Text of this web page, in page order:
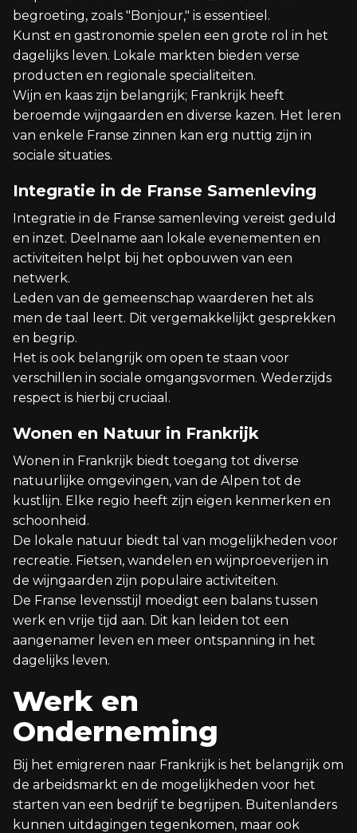
begroeting, zoals "Bonjour," is essentieel.
Kunst en gastronomie spelen een grote rol in het
dagelijks leven. Lokale markten bieden verse
producten en regionale specialiteiten.
Wijn en kaas zijn belangrijk; Frankrijk heeft
beroemde wijngaarden en diverse kazen. Het leren
van enkele Franse zinnen kan erg nuttig zijn in
sociale situaties.
Integratie in de Franse Samenleving
Integratie in de Franse samenleving vereist geduld
en inzet. Deelname aan lokale evenementen en
activiteiten helpt bij het opbouwen van een
netwerk.
Leden van de gemeenschap waarderen het als
men de taal leert. Dit vergemakkelijkt gesprekken
en begrip.
Het is ook belangrijk om open te staan voor
verschillen in sociale omgangsvormen. Wederzijds
respect is hierbij cruciaal.
Wonen en Natuur in Frankrijk
Wonen in Frankrijk biedt toegang tot diverse
natuurlijke omgevingen, van de Alpen tot de
kustlijn. Elke regio heeft zijn eigen kenmerken en
schoonheid.
De lokale natuur biedt tal van mogelijkheden voor
recreatie. Fietsen, wandelen en wijnproeverijen in
de wijngaarden zijn populaire activiteiten.
De Franse levensstijl moedigt een balans tussen
werk en vrije tijd aan. Dit kan leiden tot een
aangenamer leven en meer ontspanning in het
dagelijks leven.
Werk en
Onderneming
Bij het emigreren naar Frankrijk is het belangrijk om
de arbeidsmarkt en de mogelijkheden voor het
starten van een bedrijf te begrijpen. Buitenlanders
kunnen uitdagingen tegenkomen, maar ook